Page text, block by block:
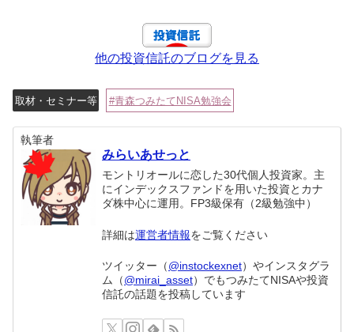
他の投資信託のブログを見る
取材・セミナー等 青森つみたてNISA勉強会
執筆者
みらいあせっと
モントリオールに恋した30代個人投資家。主
にインデックスファンドを用いた投資とカナ
ダ株中心に運用。FP3級保有（2級勉強中）
詳細は運営者情報をご覧ください
ツイッター（@instockexnet）やインスタグラ
ム（@mirai_asset）でもつみたてNISAや投資
信託の話題を投稿しています